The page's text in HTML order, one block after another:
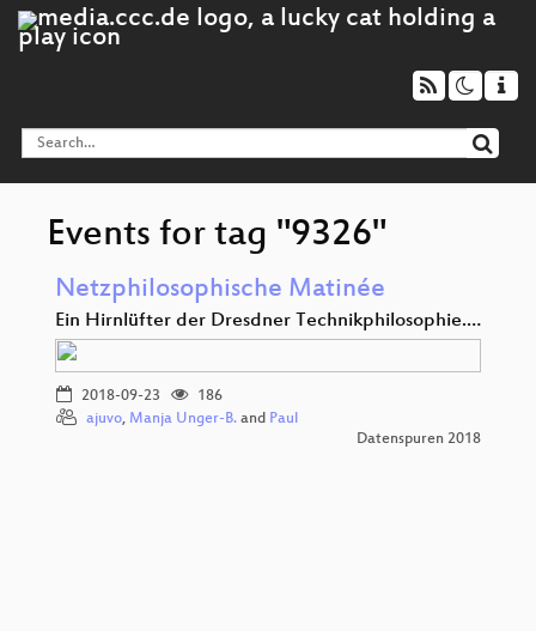
Events for tag "9326"
Netzphilosophische Matinée
Ein Hirnlüfter der Dresdner Technikphilosophie.…
2018-09-23
186
ajuvo, Manja Unger-B. and Paul
Datenspuren 2018